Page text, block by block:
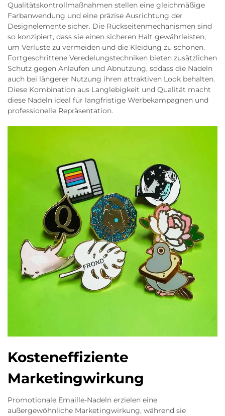
Qualitätskontrollmaßnahmen stellen eine gleichmäßige
Farbanwendung und eine präzise Ausrichtung der
Designelemente sicher. Die Rückseitenmechanismen sind
so konzipiert, dass sie einen sicheren Halt gewährleisten,
um Verluste zu vermeiden und die Kleidung zu schonen.
Fortgeschrittene Veredelungstechniken bieten zusätzlichen
Schutz gegen Anlaufen und Abnutzung, sodass die Nadeln
auch bei längerer Nutzung ihren attraktiven Look behalten.
Diese Kombination aus Langlebigkeit und Qualität macht
diese Nadeln ideal für langfristige Werbekampagnen und
professionelle Repräsentation.
Kosteneffiziente
Marketingwirkung
Promotionale Emaille-Nadeln erzielen eine
außergewöhnliche Marketingwirkung, während sie